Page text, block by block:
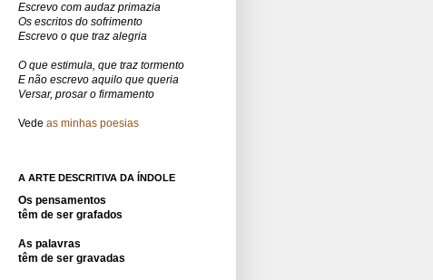
Escrevo com audaz primazia
Os escritos do sofrimento
Escrevo o que traz alegria
O que estimula, que traz tormento
E não escrevo aquilo que queria
Versar, prosar o firmamento
Vede as minhas poesias
A ARTE DESCRITIVA DA ÍNDOLE
Os pensamentos
têm de ser grafados
As palavras
têm de ser gravadas